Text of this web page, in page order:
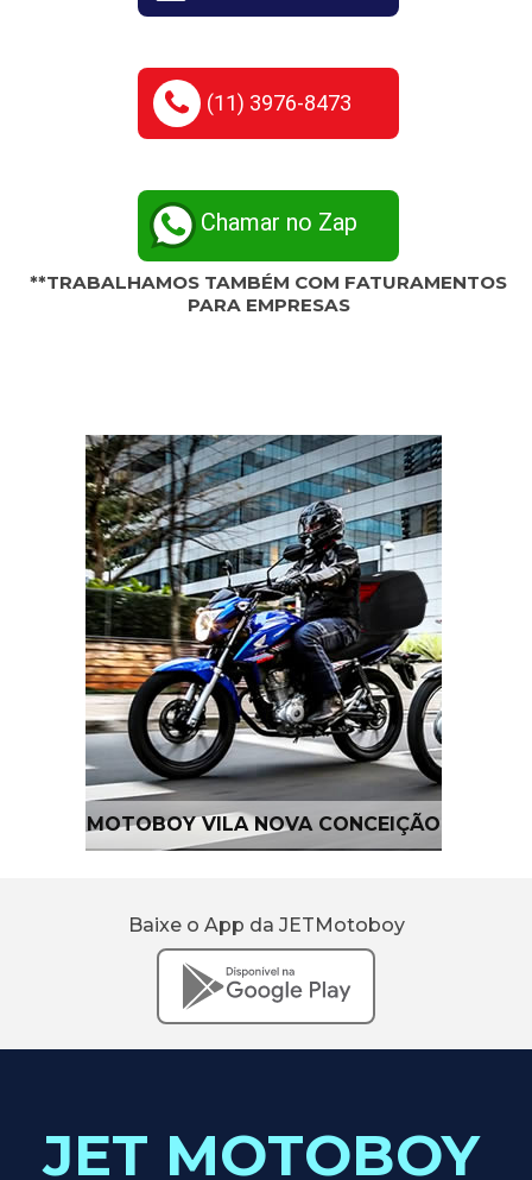
(11) 3976-8473
Chamar no Zap
**TRABALHAMOS TAMBÉM COM FATURAMENTOS
PARA EMPRESAS
MOTOBOY VILA NOVA CONCEIÇÃO
Baixe o App da JETMotoboy
JET MOTOBOY